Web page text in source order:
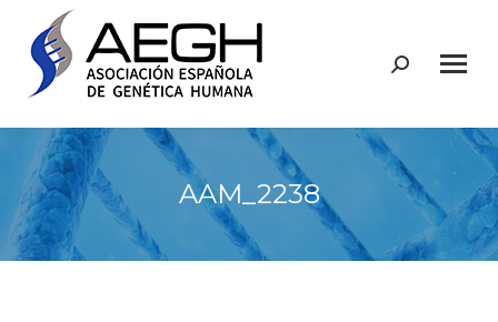
Buscar:
AAM_2238